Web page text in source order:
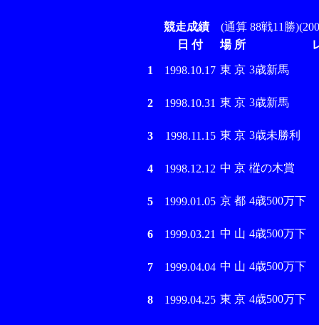
競走成績(通算 88戦11勝
日 付
場 所
1 1998.10.17 東 京 3歳新馬
2 1998.10.31 東 京 3歳新馬
3 1998.11.15 東 京 3歳未勝利
4 1998.12.12 中 京 樅の木賞
5 1999.01.05 京 都 4歳500万下
6 1999.03.21 中 山 4歳500万下
7 1999.04.04 中 山 4歳500万下
8 1999.04.25 東 京 4歳500万下